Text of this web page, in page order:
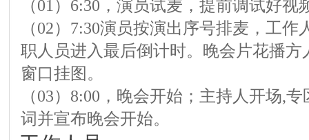
【嘉宾】大海《草原之夜》《慈祥的母
【嘉宾】情缘《邂逅》《 九点回忆》
【嘉宾】崔雪丽《心相依》《无奈》
【嘉宾】追梦《手心有你》《愿你》
【嘉宾】舒桐《桃花庵歌》《将进酒》
（01）6:30，演员试麦，提前调试好视
（02）7:30演员按演出序号排麦，工
职人员进入最后倒计时。晚会片花播
窗口挂图。
（03）8:00，晚会开始；主持人开场,
词并宣布晚会开始。